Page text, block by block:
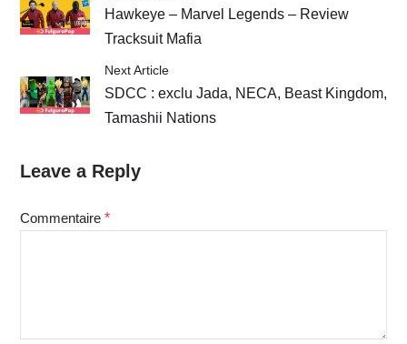
Hawkeye – Marvel Legends – Review
Tracksuit Mafia
Next Article
SDCC : exclu Jada, NECA, Beast Kingdom,
Tamashii Nations
Leave a Reply
Commentaire *